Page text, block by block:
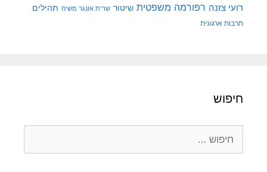
רועי צזנה רפורמה משפטית שיטור שרית אונגר משיח תהילים
תרבות ארגונית
חיפוש